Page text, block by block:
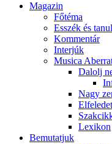
Magazin
Főtéma
Esszék és
Kommentár
Interjúk
Musica
Dalolj
Nagy
Lexikon
Bemutatjuk